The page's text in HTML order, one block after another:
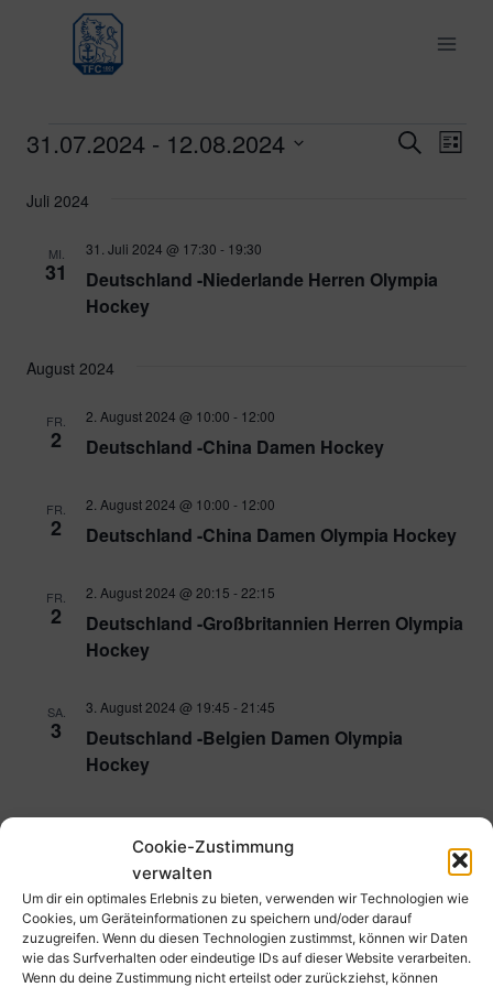
Cookie-Zustimmung
verwalten
Um dir ein optimales Erlebnis zu bieten, verwenden wir Technologien wie
Cookies, um Geräteinformationen zu speichern und/oder darauf
zuzugreifen. Wenn du diesen Technologien zustimmst, können wir Daten
wie das Surfverhalten oder eindeutige IDs auf dieser Website verarbeiten.
Wenn du deine Zustimmung nicht erteilst oder zurückziehst, können
springen
Veranstaltungen SucheListe
31.07.2024 - 12.08.2024
wählen.
Juli 2024
MI.
31
Deutschland -Niederlande Herren Olympia
Hockey
31. Juli 2024 @ 17:30 - 19:30
August 2024
FR.
2 Deutschland -China Damen Hockey
2. August 2024 @ 10:00 - 12:00
FR.
2 Deutschland -China Damen Olympia Hockey
2. August 2024 @ 10:00 - 12:00
FR.
2
Deutschland -Großbritannien Herren Olympia
Hockey
2. August 2024 @ 20:15 - 22:15
SA.
3
Deutschland -Belgien Damen Olympia
Hockey
3. August 2024 @ 19:45 - 21:45
Olympisches Hockeyturnier Viertelfinale IV
Herren
4. August 2024 @ 20:00-21:00
MO.
5
Olympisches Hockeyturnier Viertelfinale IV
5. August 2024 @ 20:00-21:00